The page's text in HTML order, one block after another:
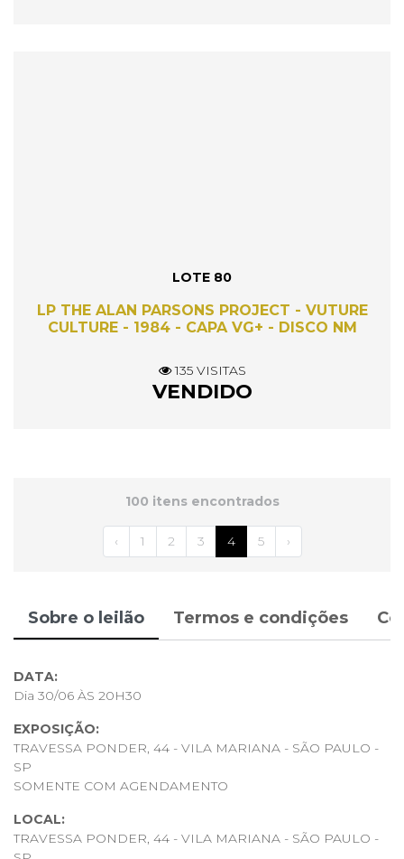
LOTE 80
LP THE ALAN PARSONS PROJECT - VUTURE
CULTURE - 1984 - CAPA VG+ - DISCO NM
135 VISITAS
VENDIDO
100 itens encontrados
‹ 1 2 3 4 5 ›
Sobre o leilão Termos e condições
DATA:
Dia 30/06 ÀS 20H30
EXPOSIÇÃO:
TRAVESSA PONDER, 44 - VILA MARIANA - SÃO PAULO -
SP
SOMENTE COM AGENDAMENTO
LOCAL:
TRAVESSA PONDER, 44 - VILA MARIANA - SÃO PAULO -